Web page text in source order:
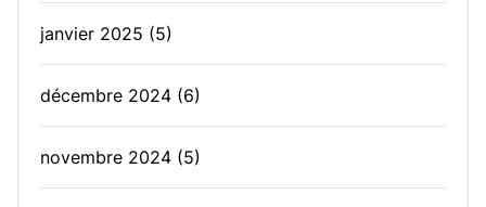
janvier 2025 (5)
décembre 2024 (6)
novembre 2024 (5)